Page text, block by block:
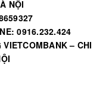
NỘI
0916.232.424
– CHI